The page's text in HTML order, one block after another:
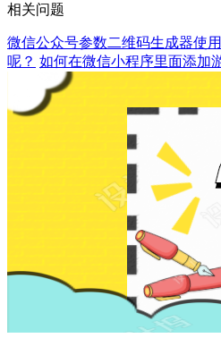
相关问题
微信公众号参数二维码生成器使
呢？ 如何在微信小程序里面添加